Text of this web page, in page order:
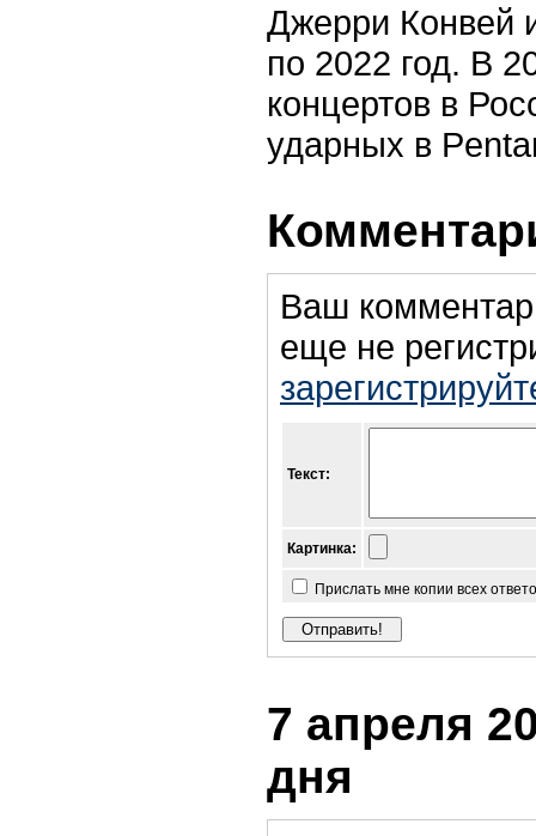
Джерри Конвей
по 2022 год. В
концертов в
ударных в
Ваш
еще не
Текст:
Картинка:
Прислать мне копии всех
7 апреля
дня